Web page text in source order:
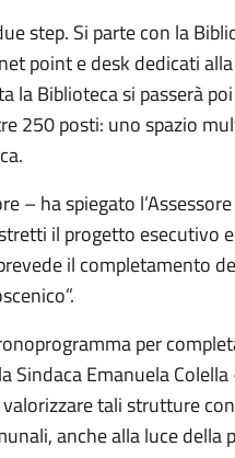
step. Si parte con la
point e desk dedicati
la Biblioteca si passerà
250 posti: uno spazio
– ha spiegato
il progetto esecutivo
il completamento
per
Sindaca Emanuela
tali strutture
anche alla luce della